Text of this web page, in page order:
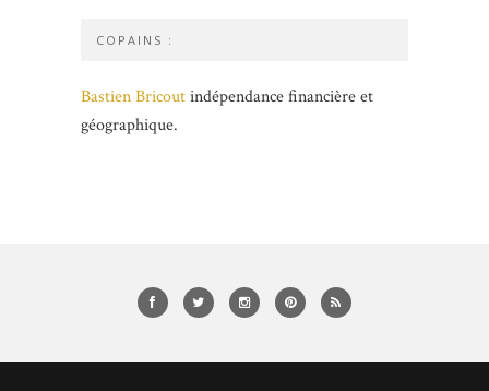
COPAINS :
Bastien Bricoutindépendance financière et
géographique.